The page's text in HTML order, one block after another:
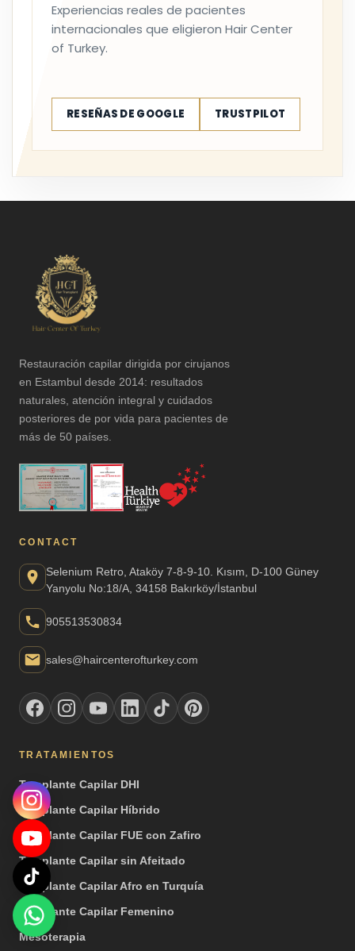
Experiencias reales de pacientes
internacionales que eligieron Hair Center
of Turkey.
RESEÑAS DE GOOGLE TRUSTPILOT
Restauración capilar dirigida por cirujanos
en Estambul desde 2014: resultados
naturales, atención integral y cuidados
posteriores de por vida para pacientes de
más de 50 países.
CONTACT
Selenium Retro, Ataköy 7-8-9-10. Kısım, D-100 Güney
Yanyolu No:18/A, 34158 Bakırköy/İstanbul
905513530834
sales@haircenterofturkey.com
TRATAMIENTOS
Trasplante Capilar DHI
Trasplante Capilar Híbrido
Trasplante Capilar FUE con Zafiro
Trasplante Capilar sin Afeitado
Trasplante Capilar Afro en Turquía
Trasplante Capilar Femenino
Mesoterapia